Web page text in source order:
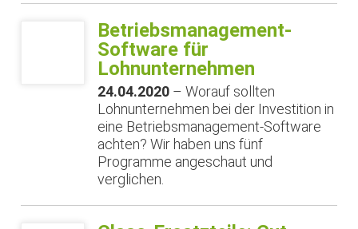
Betriebsmanagement-
Software für
Lohnunternehmen
24.04.2020 – Worauf sollten
Lohnunternehmen bei der Investition in
eine Betriebsmanagement-Software
achten? Wir haben uns fünf
Programme angeschaut und
verglichen.